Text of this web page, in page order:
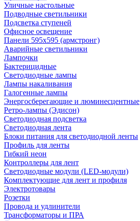
Уличные настольные
Подводные светильники
Подсветка ступеней
Офисное освещение
Панели 595х595 (армстронг)
Аварийные светильники
Лампочки
Бактерицидные
Светодиодные лампы
Лампы накаливания
Галогенные лампы
Энергосберегающие и люминесцентные
Ретро-лампы (Эдисон)
Светодиодная подсветка
Светодиодная лента
Блоки питания для светодиодной ленты
Профиль для ленты
Гибкий неон
Контроллеры для лент
Светодиодные модули (LED-модули)
Комплектующие для лент и профиля
Электротовары
Розетки
Провода и удлинители
Трансформаторы и ПРА